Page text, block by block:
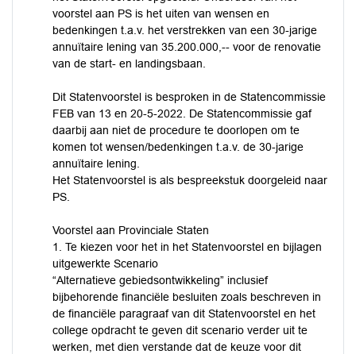
voorstel aan PS is het uiten van wensen en
bedenkingen t.a.v. het verstrekken van een 30-jarige
annuïtaire lening van 35.200.000,-- voor de renovatie
van de start- en landingsbaan.
Dit Statenvoorstel is besproken in de Statencommissie
FEB van 13 en 20-5-2022. De Statencommissie gaf
daarbij aan niet de procedure te doorlopen om te
komen tot wensen/bedenkingen t.a.v. de 30-jarige
annuïtaire lening.
Het Statenvoorstel is als bespreekstuk doorgeleid naar
PS.
Voorstel aan Provinciale Staten
1. Te kiezen voor het in het Statenvoorstel en bijlagen
uitgewerkte Scenario
“Alternatieve gebiedsontwikkeling” inclusief
bijbehorende financiële besluiten zoals beschreven in
de financiële paragraaf van dit Statenvoorstel en het
college opdracht te geven dit scenario verder uit te
werken, met dien verstande dat de keuze voor dit